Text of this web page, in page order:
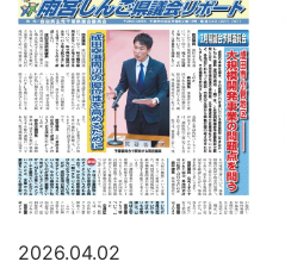
2026.04.02